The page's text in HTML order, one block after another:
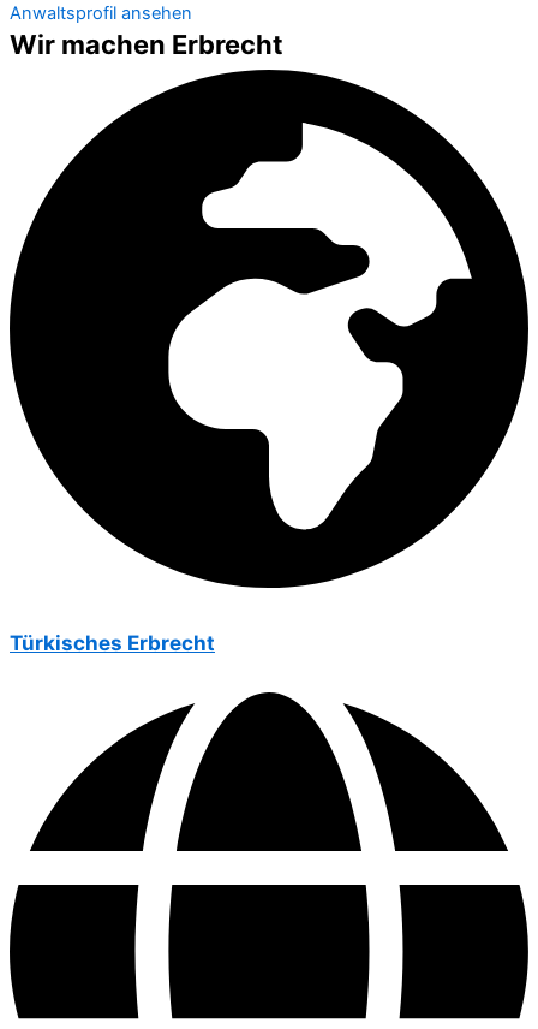
Anwaltsprofil ansehen
Wir machen Erbrecht
Türkisches Erbrecht